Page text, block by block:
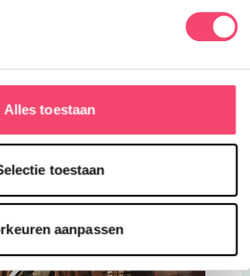
Alles toestaan
toestaan
aanpassen
Deze link opent in een nieuwe tab
is ingericht zoals in vroeger
(Opperdoes) kun je ook even